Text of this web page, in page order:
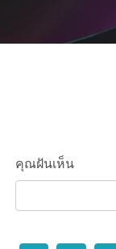
คุณฝันเห็น